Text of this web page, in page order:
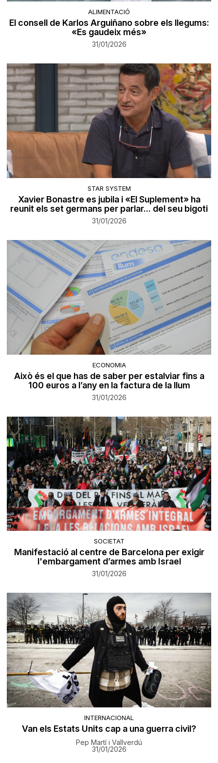
ALIMENTACIÓ
El consell de Karlos Arguiñano sobre els llegums:
«Es gaudeix més»
31/01/2026
STAR SYSTEM
Xavier Bonastre es jubila i «El Suplement» ha
reunit els set germans per parlar... del seu bigoti
31/01/2026
ECONOMIA
Això és el que has de saber per estalviar fins a
100 euros a l’any en la factura de la llum
31/01/2026
SOCIETAT
Manifestació al centre de Barcelona per exigir
l'embargament d’armes amb Israel
31/01/2026
INTERNACIONAL
Van els Estats Units cap a una guerra civil?
Pep Martí i Vallverdú
31/01/2026